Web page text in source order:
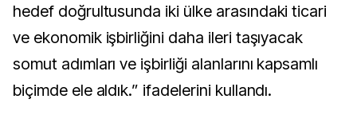
hedef doğrultusunda iki ülke arasındaki ticari
ve ekonomik işbirliğini daha ileri taşıyacak
somut adımları ve işbirliği alanlarını kapsamlı
biçimde ele aldık.” ifadelerini kullandı.